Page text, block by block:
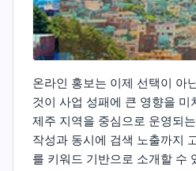
온라인 홍보는 이제 선택이 아
것이 사업 성패에 큰 영향을
제주 지역을 중심으로 운영되
작성과 동시에 검색 노출까지
를 키워드 기반으로 소개할 수